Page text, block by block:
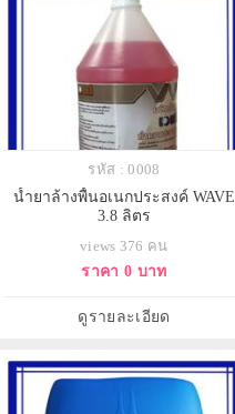
รหัส : 0008
น้ำยาล้างพื้นอเนกประสงค์ WAVE
3.8 ลิตร
views 376 คน
ราคา 0 บาท
ดูรายละเอียด